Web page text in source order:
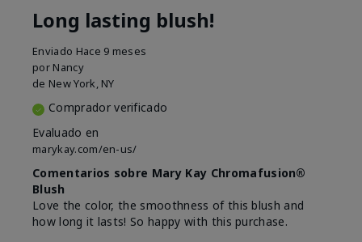
Long lasting blush!
Enviado Hace 9 meses
por Nancy
de New York, NY
Comprador verificado
Evaluado en
marykay.com/en-us/
Comentarios sobre Mary Kay Chromafusion®
Blush
Love the color, the smoothness of this blush and
how long it lasts! So happy with this purchase.